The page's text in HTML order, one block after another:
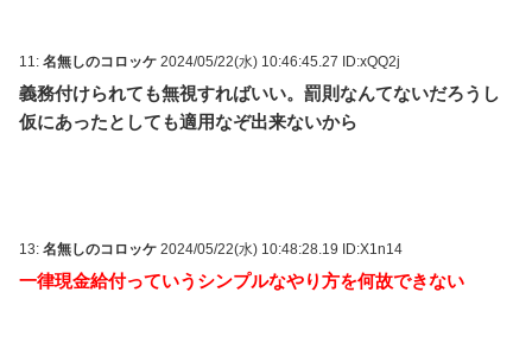
11: 名無しのコロッケ 2024/05/22(水) 10:46:45.27 ID:xQQ2j
義務付けられても無視すればいい。罰則なんてないだろうし
仮にあったとしても適用なぞ出来ないから
13: 名無しのコロッケ 2024/05/22(水) 10:48:28.19 ID:X1n14
一律現金給付っていうシンプルなやり方を何故できない